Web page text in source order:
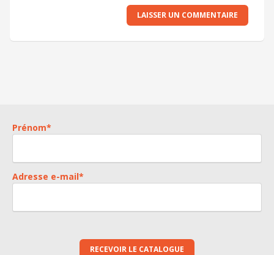
LAISSER UN COMMENTAIRE
Prénom*
Adresse e-mail*
RECEVOIR LE CATALOGUE